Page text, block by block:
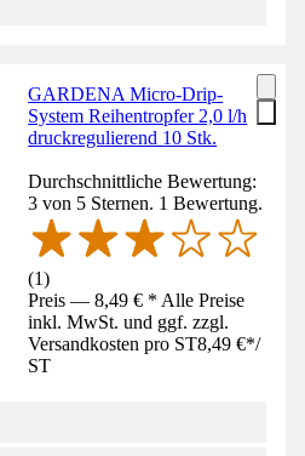
GARDENA Micro-Drip-
System Reihentropfer 2,0 l/h
druckregulierend 10 Stk.
Durchschnittliche Bewertung:
3 von 5 Sternen. 1 Bewertung.
(1)
Preis — 8,49 € * Alle Preise
inkl. MwSt. und ggf. zzgl.
Versandkosten pro ST8,49 €*/
ST